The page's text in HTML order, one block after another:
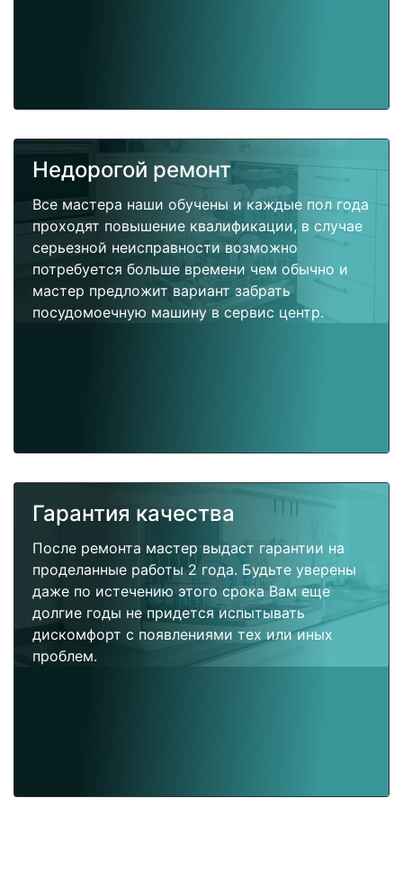
Недорогой ремонт
Все мастера наши обучены и каждые пол года
проходят повышение квалификации, в случае
серьезной неисправности возможно
потребуется больше времени чем обычно и
мастер предложит вариант забрать
посудомоечную машину в сервис центр.
Гарантия качества
После ремонта мастер выдаст гарантии на
проделанные работы 2 года. Будьте уверены
даже по истечению этого срока Вам еще
долгие годы не придется испытывать
дискомфорт с появлениями тех или иных
проблем.